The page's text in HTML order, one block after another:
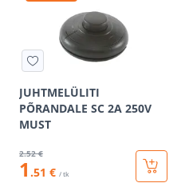
JUHTMELÜLITI
PÕRANDALE SC 2A 250V
MUST
2.52 €
1 .51 € / tk